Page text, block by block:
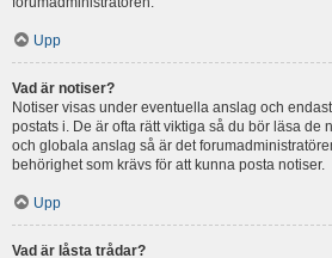
Upp
Vad är notiser?
Notiser visas under eventuella anslag och
postats i. De är ofta rätt viktiga så du bör läsa de
och globala anslag så är det
behörighet som krävs för att kunna posta notiser.
Upp
Vad är låsta trådar?